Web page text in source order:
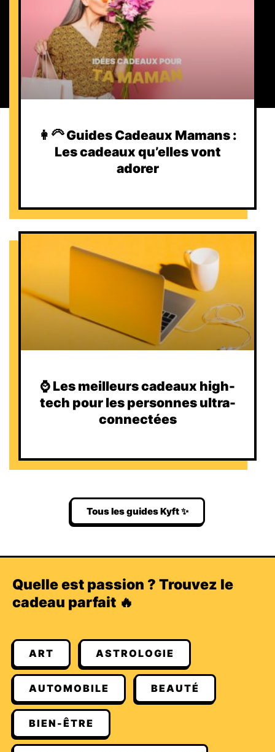
👩‍🦳 Guides Cadeaux Mamans :
Les cadeaux qu’elles vont
adorer
⌚️ Les meilleurs cadeaux high-
tech pour les personnes ultra-
connectées
Tous les guides Kyft ✨
Quelle est passion ? Trouvez le
cadeau parfait 🔥
ART ASTROLOGIE
AUTOMOBILE BEAUTÉ
BIEN-ÊTRE